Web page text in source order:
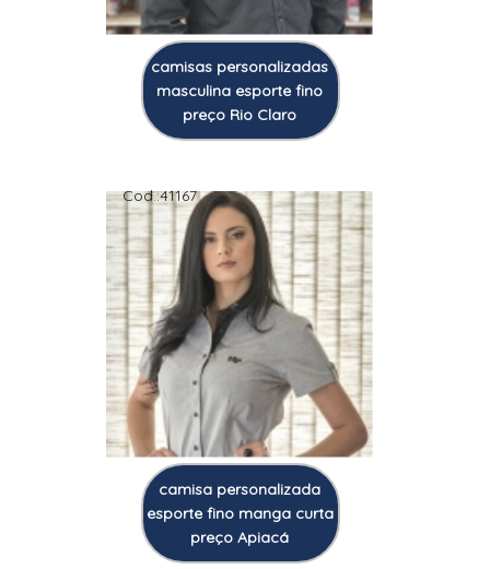
camisas personalizadas
masculina esporte fino
preço Rio Claro
Cod.:41167
camisa personalizada
esporte fino manga curta
preço Apiacá